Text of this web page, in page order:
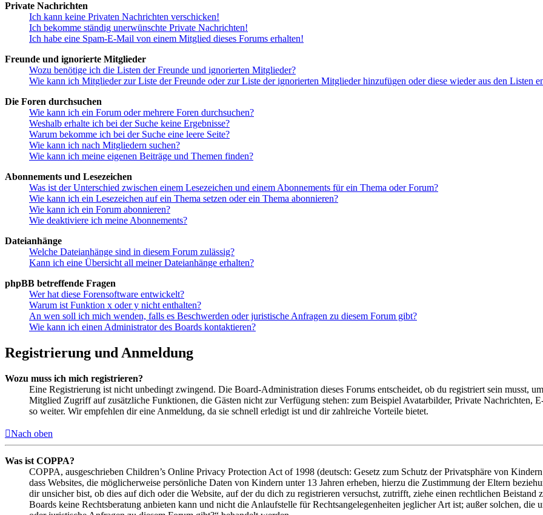
Private Nachrichten
Ich kann keine Privaten Nachrichten verschicken!
Ich bekomme ständig unerwünschte Private Nachrichten!
Ich habe eine Spam-E-Mail von einem Mitglied dieses Forums erhalten!
Freunde und ignorierte Mitglieder
Wozu benötige ich die Listen der Freunde und ignorierten Mitglieder?
Wie kann ich Mitglieder zur Liste der Freunde oder zur Liste der ignorierten Mitglieder hinzufügen oder diese wieder aus den Listen
Die Foren durchsuchen
Wie kann ich ein Forum oder mehrere Foren durchsuchen?
Weshalb erhalte ich bei der Suche keine Ergebnisse?
Warum bekomme ich bei der Suche eine leere Seite?
Wie kann ich nach Mitgliedern suchen?
Wie kann ich meine eigenen Beiträge und Themen finden?
Abonnements und Lesezeichen
Was ist der Unterschied zwischen einem Lesezeichen und einem Abonnements für ein Thema oder Forum?
Wie kann ich ein Lesezeichen auf ein Thema setzen oder ein Thema abonnieren?
Wie kann ich ein Forum abonnieren?
Wie deaktiviere ich meine Abonnements?
Dateianhänge
Welche Dateianhänge sind in diesem Forum zulässig?
Kann ich eine Übersicht all meiner Dateianhänge erhalten?
phpBB betreffende Fragen
Wer hat diese Forensoftware entwickelt?
Warum ist Funktion x oder y nicht enthalten?
An wen soll ich mich wenden, falls es Beschwerden oder juristische Anfragen zu diesem Forum gibt?
Wie kann ich einen Administrator des Boards kontaktieren?
Registrierung und Anmeldung
Wozu muss ich mich registrieren?
Eine Registrierung ist nicht unbedingt zwingend. Die Board-Administration dieses Forums entscheidet, ob du registriert sein musst,
Mitglied Zugriff auf zusätzliche Funktionen, die Gästen nicht zur Verfügung stehen: zum Beispiel Avatarbilder, Private Nachrichten,
so weiter. Wir empfehlen dir eine Anmeldung, da sie schnell erledigt ist und dir zahlreiche Vorteile bietet.
Nach oben
Was ist COPPA?
COPPA, ausgeschrieben Children’s Online Privacy Protection Act of 1998 (deutsch: Gesetz zum Schutz der Privatsphäre von
dass Websites, die möglicherweise persönliche Daten von Kindern unter 13 Jahren erheben, hierzu die Zustimmung der Eltern
dir unsicher bist, ob dies auf dich oder die Website, auf der du dich zu registrieren versuchst, zutrifft, ziehe einen rechtlichen
Boards keine Rechtsberatung anbieten kann und nicht die Anlaufstelle für Rechtsangelegenheiten jeglicher Art ist; außer solchen,